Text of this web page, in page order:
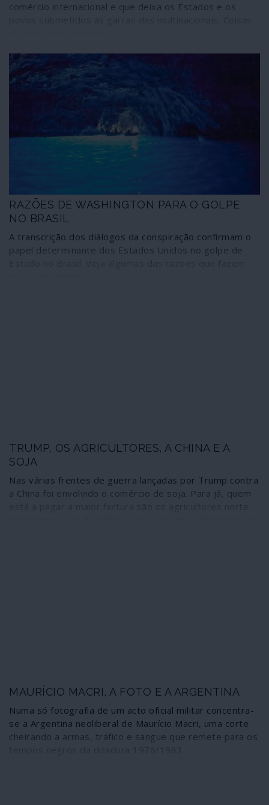
comércio internacional e que deixa os Estados e os
RAZÕES DE WASHINGTON PARA O GOLPE
NO BRASIL
A transcrição dos diálogos da conspiração confirmam o
papel determinante dos Estados Unidos no golpe de
TRUMP, OS AGRICULTORES, A CHINA E A
SOJA
Nas várias frentes de guerra lançadas por Trump contra
a China foi envolvido o comércio de soja. Para já, quem
MAURÍCIO MACRI, A FOTO E A ARGENTINA
Numa só fotografia de um acto oficial militar concentra-
se a Argentina neoliberal de Maurício Macri, uma corte
cheirando a armas, tráfico e sangue que remete para os